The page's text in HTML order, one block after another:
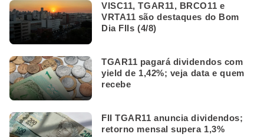
VISC11, TGAR11, BRCO11 e
VRTA11 são destaques do Bom
Dia FIIs (4/8)
TGAR11 pagará dividendos com
yield de 1,42%; veja data e quem
recebe
FII TGAR11 anuncia dividendos;
retorno mensal supera 1,3%